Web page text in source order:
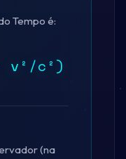
Tempo é:
c²)
(na